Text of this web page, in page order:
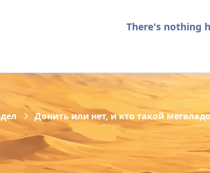
There's nothing
Донить или нет, и кто такой